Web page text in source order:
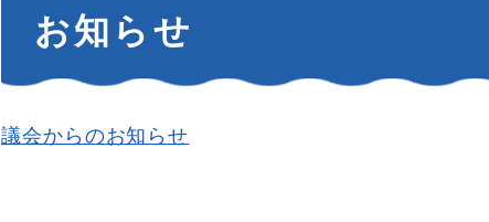
お知らせ
議会からのお知らせ